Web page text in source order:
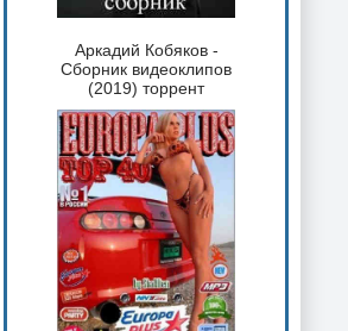
Аркадий Кобяков -
Сборник видеоклипов
(2019) торрент